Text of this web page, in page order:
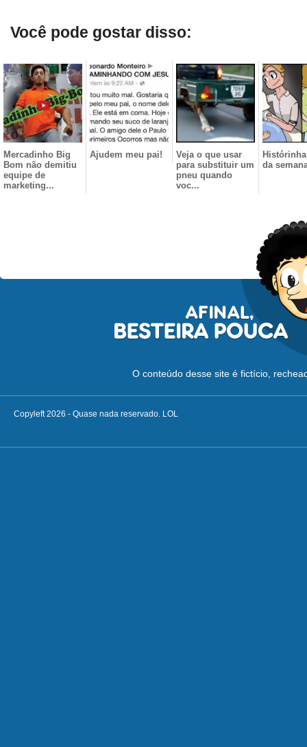
Você pode gostar disso:
Mercadinho Big
Bom não demitiu
equipe de
marketing...
Ajudem meu pai!
Veja o que usar
para substituir um
pneu quando
voc...
da
O conteúdo desse site é fictício,
Copyleft 2026 - Quase nada reservado. LOL